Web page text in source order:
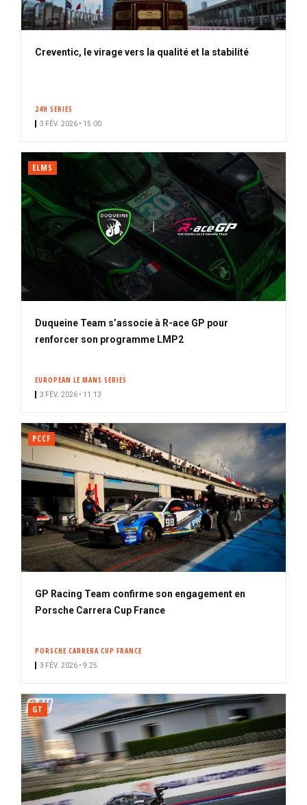
Creventic, le virage vers la qualité et la stabilité
24H SERIES
3 FÉV. 2026 • 15:00
ELMS
Duqueine Team s’associe à R-ace GP pour
renforcer son programme LMP2
EUROPEAN LE MANS SERIES
3 FÉV. 2026 • 11:13
PCCF
GP Racing Team confirme son engagement en
Porsche Carrera Cup France
PORSCHE CARRERA CUP FRANCE
3 FÉV. 2026 • 9:25
GT